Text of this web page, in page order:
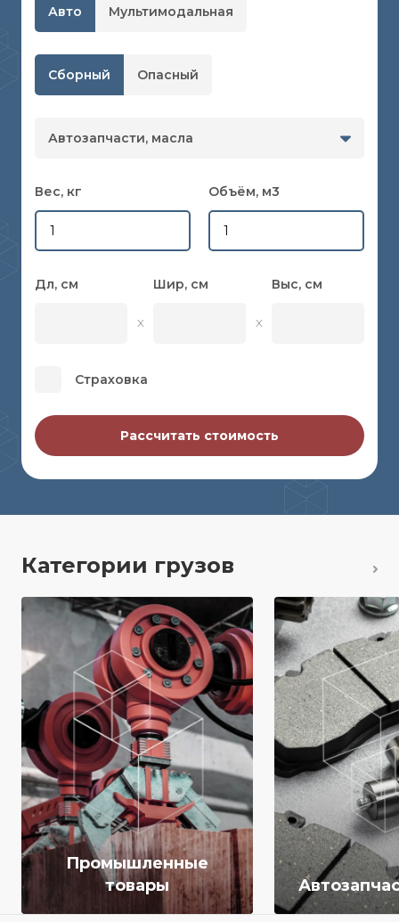
Авто Мультимодальная
Сборный Опасный
Автозапчасти, масла
Вес, кг Объём, м3
Дл, см Шир, см Выс, см
Страховка
Рассчитать стоимость
Категории грузов
Промышленные
товары